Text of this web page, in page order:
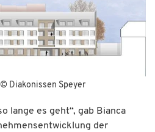
Diakonissen Speyer
lange es geht“, gab Bianca
der